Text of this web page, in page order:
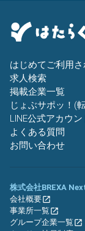
はじめてご利用
求人検索
掲載企業一覧
じょぶサポッ！(
LINE公式アカウン
よくある質問
お問い合わせ
株式会社BREXA
会社概要
事業所一覧
グループ企業一覧